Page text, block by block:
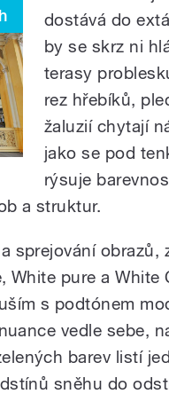
dostává do
by se skrz ni
terasy
rez hřebíků,
žaluzií chytají
jako se pod
rýsuje
a struktur.
sprejování obrazů,
White pure a White
s podtónem
vedle sebe,
barev listí
sněhu do